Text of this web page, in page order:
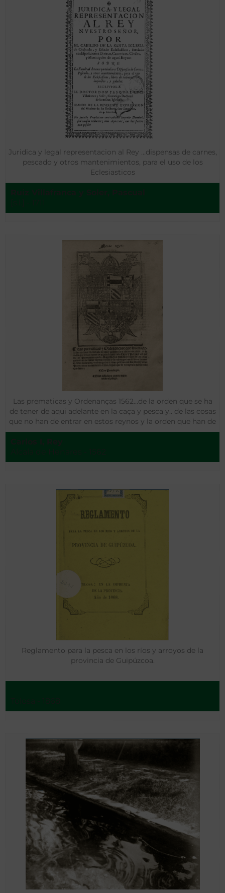
Juridica y legal representacion al Rey …dispensas de carnes,
pescado y otros mantenimientos, para el uso de los
Eclesiasticos
Las prematicas y Ordenanças 1562…de la orden que se ha
de tener de aqui adelante en la caça y pesca y.. de las cosas
que no han de entrar en estos reynos y la orden que han de
tener los mercaderes naturales y estrangeros .
Reglamento para la pesca en los ríos y arroyos de la
provincia de Guipúzcoa.